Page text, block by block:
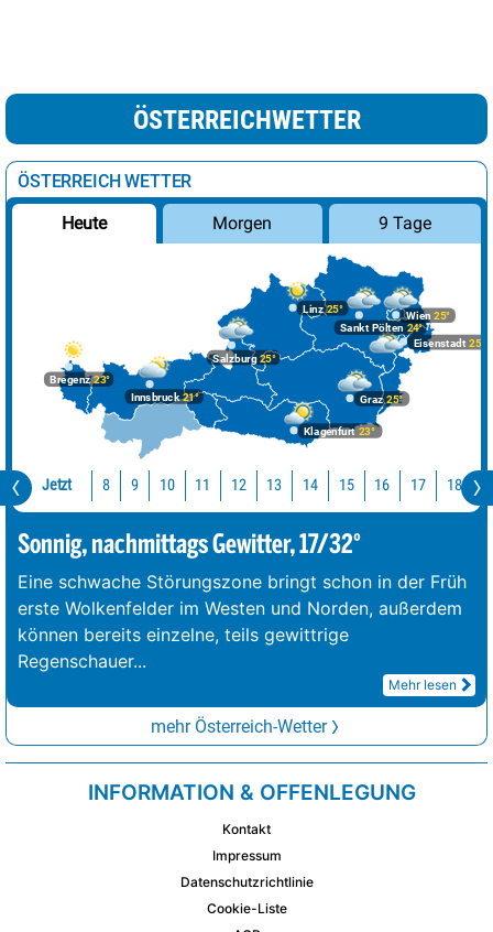
ÖSTERREICHWETTER
ÖSTERREICH WETTER
Heute Morgen 9 Tage
Bregenz23°
Graz25°
Innsbruck21°
Klagenfurt 23°
Linz25°
Salzburg25°
Wien 25°
Eisenstadt 25°
Sankt Pölten 24°
Jetzt 8 9 10 11 12 13 14 15 16 17 18
Sonnig, nachmittags Gewitter, 17/32°
Eine schwache Störungszone bringt schon in der Früh
erste Wolkenfelder im Westen und Norden, außerdem
können bereits einzelne, teils gewittrige
Regenschauer...
Mehr lesen
mehr Österreich-Wetter
INFORMATION & OFFENLEGUNG
Kontakt
Impressum
Datenschutzrichtlinie
Cookie-Liste